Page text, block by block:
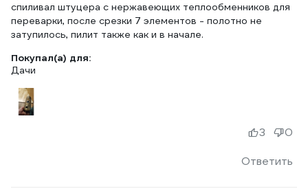
спиливал штуцера с нержавеющих теплообменников для
переварки, после срезки 7 элементов - полотно не
затупилось, пилит также как и в начале.
Покупал(а) для:
Дачи
Ответить
3 0